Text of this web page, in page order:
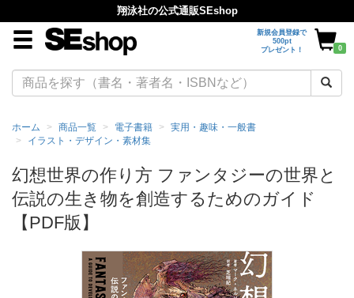
翔泳社の公式通販SEshop
新規会員登録で
500pt
プレゼント！
0
ホーム 商品一覧 電子書籍
実用・趣味・一般書
イラスト・デザイン・素材集
幻想世界の作り方 ファンタジーの世界と
伝説の生き物を創造するためのガイド
【PDF版】